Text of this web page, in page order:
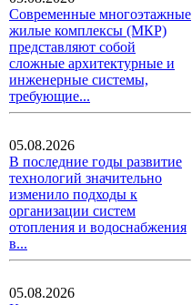
Современные многоэтажные
жилые комплексы (МКР)
представляют собой
сложные архитектурные и
инженерные системы,
требующие...
05.08.2026
В последние годы развитие
технологий значительно
изменило подходы к
организации систем
отопления и водоснабжения
в...
05.08.2026